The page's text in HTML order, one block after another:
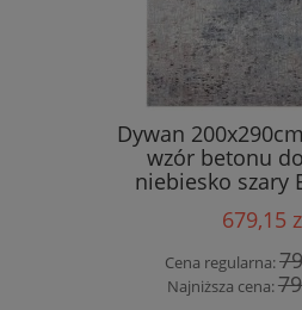
Dywan
wzór betonu
niebiesko szary
679,15
Cena regularna:
Najniższa cena: